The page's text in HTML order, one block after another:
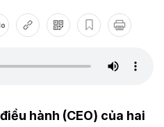
hành (CEO) của hai